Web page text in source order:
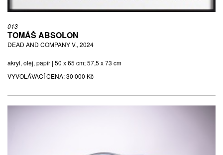
013
TOMÁŠ ABSOLON
DEAD AND COMPANY V., 2024
akryl, olej, papír | 50 x 65 cm; 57,5 x 73 cm
VYVOLÁVACÍ CENA:30 000 Kč